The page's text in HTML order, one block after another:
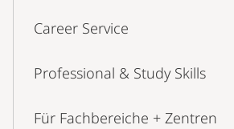
Career Service
Professional & Study Skills
Für Fachbereiche + Zentren